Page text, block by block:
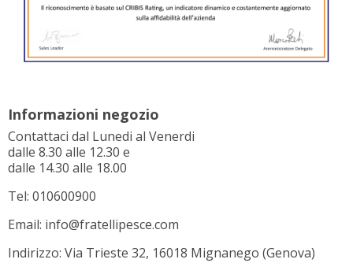
Informazioni negozio
Contattaci dal Lunedi al Venerdi
dalle 8.30 alle 12.30 e
dalle 14.30 alle 18.00
Tel: 010600900
Email: info@fratellipesce.com
Indirizzo: Via Trieste 32, 16018 Mignanego (Genova)